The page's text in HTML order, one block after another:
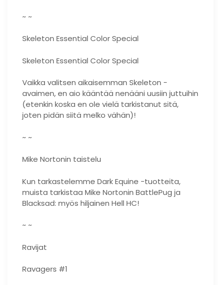
~ ~
Skeleton Essential Color Special
Skeleton Essential Color Special
Vaikka valitsen aikaisemman Skeleton -
avaimen, en aio kääntää nenääni uusiin juttuihin
(etenkin koska en ole vielä tarkistanut sitä,
joten pidän siitä melko vähän)!
~ ~
Mike Nortonin taistelu
Kun tarkastelemme Dark Equine -tuotteita,
muista tarkistaa Mike Nortonin BattlePug ja
Blacksad: myös hiljainen Hell HC!
~ ~
Ravijat
Ravagers #1